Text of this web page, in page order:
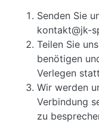
Senden Sie
kontakt@jk-
Teilen Sie
benötigen
Verlegen
Wir werden
Verbindung
zu